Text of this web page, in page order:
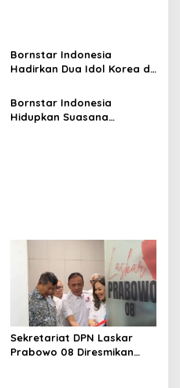
Bornstar Indonesia
Hadirkan Dua Idol Korea di
Clinic hingga Exclusive
Dinner pada Agustus 2026
Bornstar Indonesia
Hidupkan Suasana
Sekretariat DPN Laskar
Prabowo 08 Diresmikan